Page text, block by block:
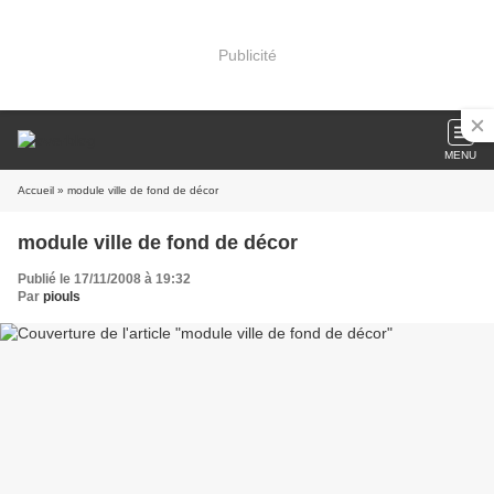
Publicité
MENU
Accueil » module ville de fond de décor
module ville de fond de décor
Publié le 17/11/2008 à 19:32
Par piouls